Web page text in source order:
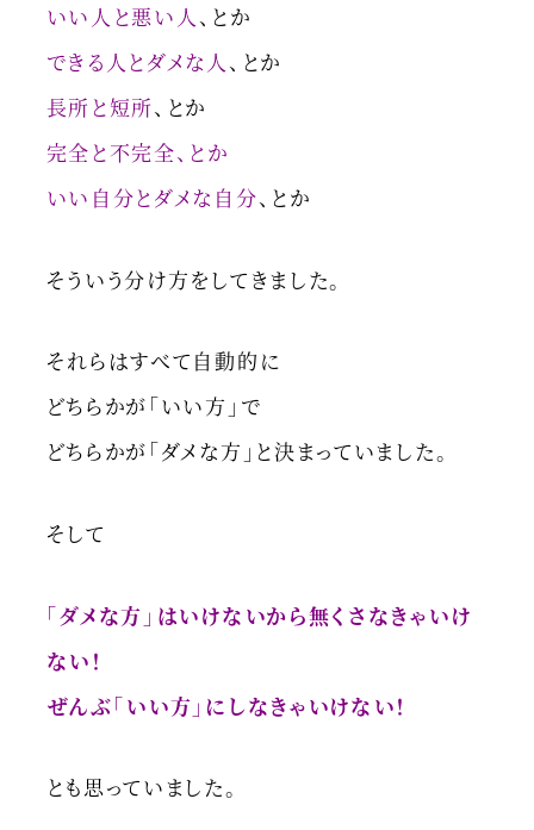
いい人と悪い人、とか
できる人とダメな人、とか
長所と短所、とか
完全と不完全、とか
いい自分とダメな自分、とか
そういう分け方をしてきました。
それらはすべて自動的に
どちらかが「いい方」で
どちらかが「ダメな方」と決まっていました。
そして
「ダメな方」はいけないから無くさなきゃいけ
ない！
ぜんぶ「いい方」にしなきゃいけない！
とも思っていました。